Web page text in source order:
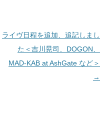
ライヴ日程を追加、追記しまし
た＜吉川晃司、DOGON、
MAD-KAB at AshGate など＞
→